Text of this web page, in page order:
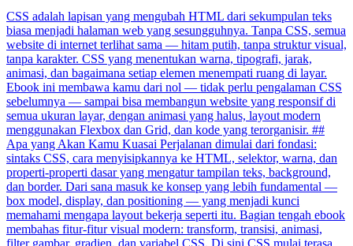
CSS adalah lapisan yang mengubah HTML dari sekumpulan teks
biasa menjadi halaman web yang sesungguhnya. Tanpa CSS, semua
website di internet terlihat sama — hitam putih, tanpa struktur visual,
tanpa karakter. CSS yang menentukan warna, tipografi, jarak,
animasi, dan bagaimana setiap elemen menempati ruang di layar.
Ebook ini membawa kamu dari nol — tidak perlu pengalaman CSS
sebelumnya — sampai bisa membangun website yang responsif di
semua ukuran layar, dengan animasi yang halus, layout modern
menggunakan Flexbox dan Grid, dan kode yang terorganisir. ##
Apa yang Akan Kamu Kuasai Perjalanan dimulai dari fondasi:
sintaks CSS, cara menyisipkannya ke HTML, selektor, warna, dan
properti-properti dasar yang mengatur tampilan teks, background,
dan border. Dari sana masuk ke konsep yang lebih fundamental —
box model, display, dan positioning — yang menjadi kunci
memahami mengapa layout bekerja seperti itu. Bagian tengah ebook
membahas fitur-fitur visual modern: transform, transisi, animasi,
filter gambar, gradien, dan variabel CSS. Di sini CSS mulai terasa